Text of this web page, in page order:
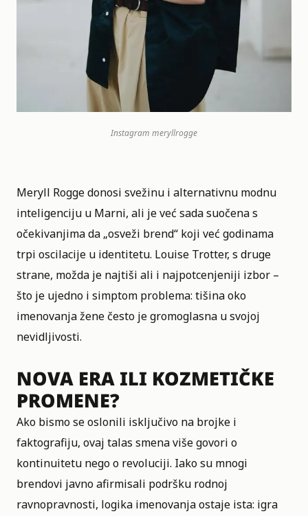
Instagram meryllrogge
Meryll Roggedonosi svežinu i alternativnu modnu
inteligenciju u Marni, ali je već sada suočena s
očekivanjima da „osveži brend“ koji već godinama
trpi oscilacije u identitetu. Louise Trotter, s druge
strane, možda je najtiši ali i najpotcenjeniji izbor –
što je ujedno i simptom problema: tišina oko
imenovanja žene često je gromoglasna u svojoj
nevidljivosti.
NOVA ERA ILI KOZMETIČKE
PROMENE?
Ako bismo se oslonili isključivo na brojke i
faktografiju, ovaj talas smena više govori o
kontinuitetu nego o revoluciji. Iako su mnogi
brendovi javno afirmisali podršku rodnoj
ravnopravnosti, logika imenovanja ostaje ista: igra